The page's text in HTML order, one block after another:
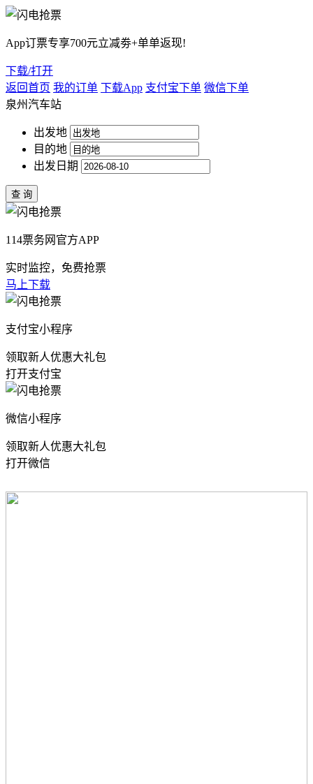
App订票专享700元立减劵+单单返现!
下载/打开
返回首页 我的订单 下载App 支付宝下单 微信下单
泉州汽车站
出发地
目的地
出发日期
114票务网官方APP
实时监控，免费抢票
马上下载
支付宝小程序
领取新人优惠大礼包
打开支付宝
微信小程序
领取新人优惠大礼包
打开微信